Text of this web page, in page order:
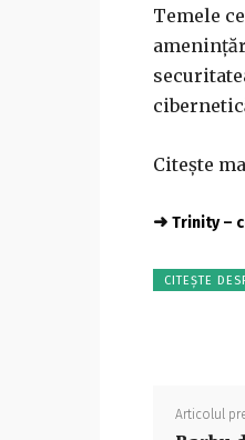
Temele
Citește
➜ Trinity –
CITEȘTE
Articolul